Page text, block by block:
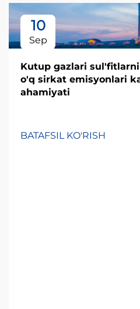
10
Sep
Kutup gazlari
o'q sirkat emisyonlari
ahamiyati
BATAFSIL KO'RISH